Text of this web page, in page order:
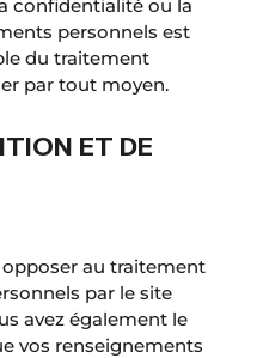
confidentialité ou la
personnels est
du traitement
par tout moyen.
ET DE
au traitement
par le site
avez également le
vos renseignements